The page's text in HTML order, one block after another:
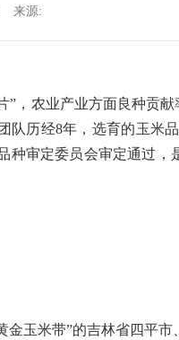
来源:
”，农业产业方面良种贡献
队历经8年，选育的玉米
种审定委员会审定通过，
玉米带”的吉林省四平